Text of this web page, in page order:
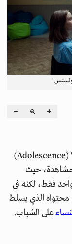
تصدر المسلسل البريطاني القصير "أدولسنس" (Adolescence)
مشاهدة، حيث
واحد فقط، لكنه في
محتواه الذي يسلط
على الشباب.